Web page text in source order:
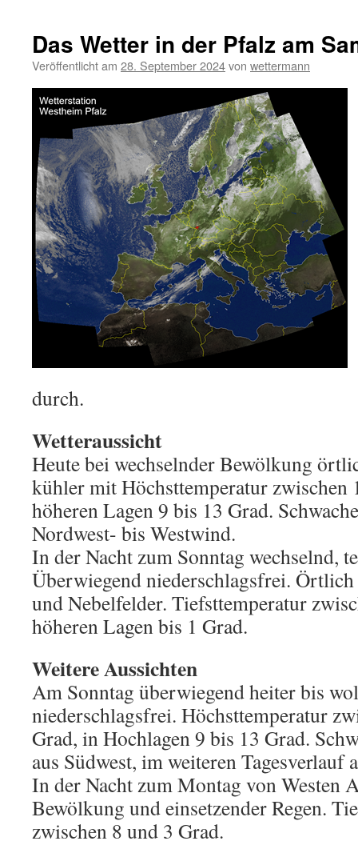
Das Wetter in der Pfalz am
Veröffentlicht am 28. September 2024von wettermann
durch.
Wetteraussicht
Heute bei wechselnder Bewölkung
kühler mit Höchsttemperatur zwischen
höheren Lagen 9 bis 13 Grad.
Nordwest- bis Westwind.
In der Nacht zum Sonntag wechselnd,
Überwiegend niederschlagsfrei.
und Nebelfelder. Tiefsttemperatur
höheren Lagen bis 1 Grad.
Weitere Aussichten
Am Sonntag überwiegend heiter bis
niederschlagsfrei. Höchsttemperatur
Grad, in Hochlagen 9 bis 13 Grad.
aus Südwest, im weiteren Tagesverlauf
In der Nacht zum Montag von Westen
Bewölkung und einsetzender Regen.
zwischen 8 und 3 Grad.